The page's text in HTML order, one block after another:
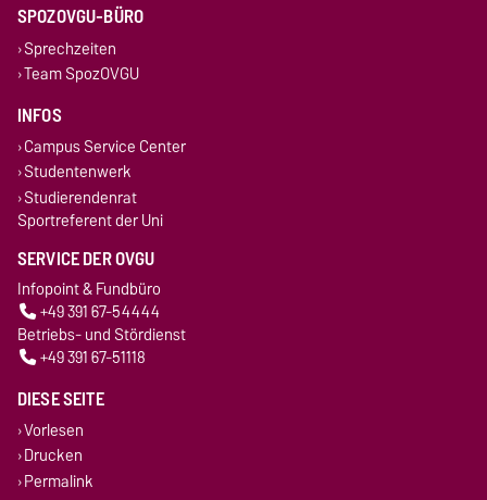
SPOZOVGU-BÜRO
Sprechzeiten
Team SpozOVGU
INFOS
Campus Service Center
Studentenwerk
Studierendenrat
Sportreferent der Uni
SERVICE DER OVGU
Infopoint & Fundbüro
+49 391 67-54444
Betriebs- und Stördienst
+49 391 67-51118
DIESE SEITE
Vorlesen
Drucken
Permalink